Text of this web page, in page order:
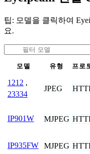
팁: 모델을 클릭하여
요.
모델 유형 프로
1212 ,
23334
JPEG
IP901W MJPEG
IP935FW MJPEG